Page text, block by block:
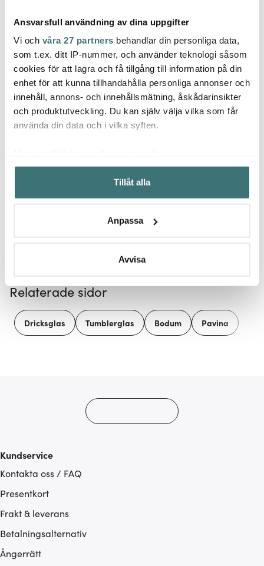
Ansvarsfull användning av dina uppgifter
Vi och våra 27 partners behandlar din personliga data,
som t.ex. ditt IP-nummer, och använder teknologi såsom
cookies för att lagra och få tillgång till information på din
enhet för att kunna tillhandahålla personliga annonser och
innehåll, annons- och innehållsmätning, åskådarinsikter
och produktutveckling. Du kan själv välja vilka som får
använda din data och i vilka syften.
Samla in information om din geografiska plats som
kan ha en noggrannhet på upp till flera meter
Identifiera din enhet genom att aktivt skanna den för
Ta reda på mer om hur dina personliga uppgifter
Du kan ändra eller dra tillbaka ditt samtycke när som
Vi använder cookies för att innehållet och annonserna
ska anpassas efter det som vi tror att du tycker om. Det
gör också att vi kan analysera vår trafik och göra
Tillåt alla
Anpassa
Avvisa
Solstickan
Tändsticksrör 10 cm
Svart
169 kr
Le Creuset
Mugg 35 cl Bleu Riviera
199 kr
Låt dig inspireras av våra kunder
Relaterade sidor
Dricksglas Tumblerglas Bodum Pavina
Kundservice
Kontakta oss / FAQ
Presentkort
Frakt & leverans
Betalningsalternativ
Ångerrätt